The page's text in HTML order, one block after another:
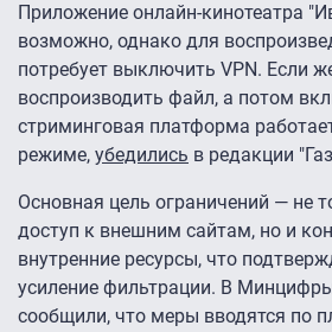
Приложение онлайн-кинотеатра
возможно, однако для
потребует выключить VPN. Если
воспроизводить файл, а потом
стриминговая платформа
режиме, убедились в редакции
Основная цель ограничений — не
доступ к внешним сайтам, но и
внутренние ресурсы, что
усиление фильтрации. В
сообщили, что меры вводятся по